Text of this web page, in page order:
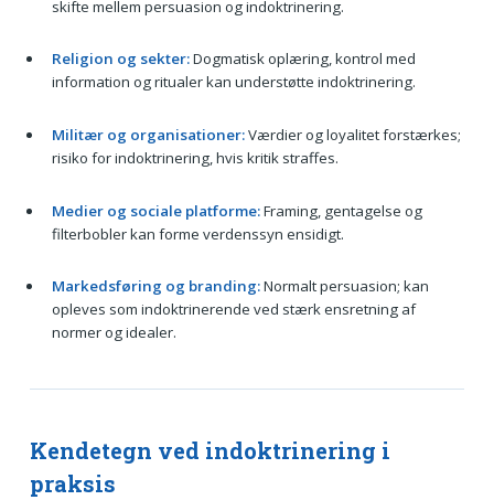
skifte mellem persuasion og indoktrinering.
Religion og sekter:Dogmatisk oplæring, kontrol med
information og ritualer kan understøtte indoktrinering.
Militær og organisationer:Værdier og loyalitet forstærkes;
risiko for indoktrinering, hvis kritik straffes.
Medier og sociale platforme:Framing, gentagelse og
filterbobler kan forme verdenssyn ensidigt.
Markedsføring og branding:Normalt persuasion; kan
opleves som indoktrinerende ved stærk ensretning af
normer og idealer.
Kendetegn ved indoktrinering i
praksis